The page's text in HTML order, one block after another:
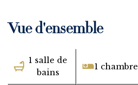
Vue d'ensemble
1 salle de
bains
1 chambre